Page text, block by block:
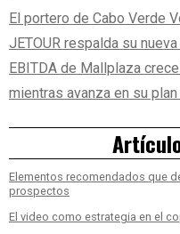
El portero de Cabo Verde
JETOUR respalda su
EBITDA de Mallplaza
mientras avanza en su
Elementos recomendados que
prospectos
El video como estrategia en el